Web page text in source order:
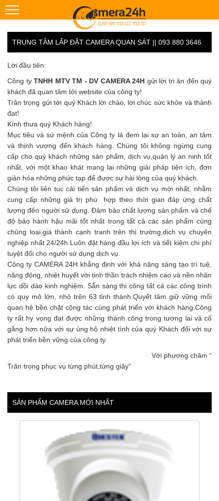
TRUNG TÂM LẮP ĐẶT CAMERA QUAN SÁT || 093 880 3646
Lời đầu tiên:
Công ty TNHH MTV TM - DV CAMERA 24H gửi lời tri ân đến quý
khách đã quan tâm tới website của công ty!
Trân trọng gửi tới quý Khách lời chào, lời chúc sức khỏe và thành
đạt!
Kính thưa quý Khách hàng!
Mục tiêu và sứ mệnh của Công ty là đem lại sự an toàn, an tâm
và thịnh vượng đến khách hàng. Chúng tôi không ngừng cung
cấp cho quý khách những sản phẩm, dịch vụ,quản lý an ninh tốt
nhất, với một khao khát mang lại những giải pháp tiện ích, đơn
giản hóa những phức tạp để được sự hài lòng của quý khách.
Chúng tôi liên tuc cải tiến sản phẩm và dịch vụ mới nhất, nhằm
cung cấp những giá trị phù hợp theo thời gian đáp ứng chất
lượng đến người sử dụng. Đảm bảo chất lượng sản phẩm và chế
độ bảo hành hậu mãi tốt nhất trong tất cả các sản phẩm cùng
chủng loại,giá thành cạnh tranh trên thị trường,dịch vụ chuyên
nghiệp nhất 24/24h.Luôn đặt hàng đầu lợi ích và tiết kiệm chi phí
tuyệt đối cho người sử dụng dịch vụ.
Công ty CAMERA 24H khẳng định với khả năng sáng tạo trí tuệ,
năng động, nhiệt huyết với tinh thần trách nhiệm cao và nền nhân
lực dồi dào kinh nghiệm. Sẵn sàng thi công tất cả các công trình
có quy mô lớn, nhỏ trên 63 tỉnh thành.Quyết tâm giữ vững mối
quan hệ bền chặt cộng tác cùng phát triển với khách hàng.Công
ty rất hy vọng đạt được những thành công trong tương lai và cố
gắng hơn nữa với sự ủng hộ nhiệt tình của quý Khách đối với sự
phát triển bền vững của công ty.
Với phương châm “
Trân trọng phục vụ từng phút,từng giây”
SẢN PHẨM CAMERA MỚI NHẤT